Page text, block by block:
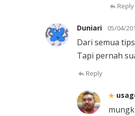
Reply
Duniari 05/04/
Dari semua
Tapi pernah
Reply